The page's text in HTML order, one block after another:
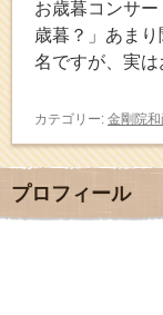
お歳暮コンサ
歳暮？」あま
名ですが、実
カテゴリー: 金剛院
プロフィール